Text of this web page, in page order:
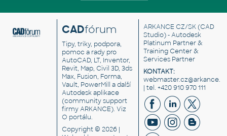
CADfórum
Tipy, triky, podpora,
pomoc a rady pro
AutoCAD, LT, Inventor,
Revit, Map, Civil 3D, 3ds
Max, Fusion, Forma,
Vault, PowerMill a další
Autodesk aplikace
(community support
firmy ARKANCE). Viz
O portálu.
Copyright © 2026 |
ARKANCE CZ/SK(CAD
Studio) - Autodesk
Platinum Partner &
Training Center &
Services Partner
KONTAKT:
| tel. +420 910 970 111